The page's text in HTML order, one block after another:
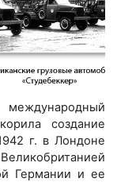
создание
г. в Лондоне
Германии и ее